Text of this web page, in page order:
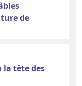
de
la tête des